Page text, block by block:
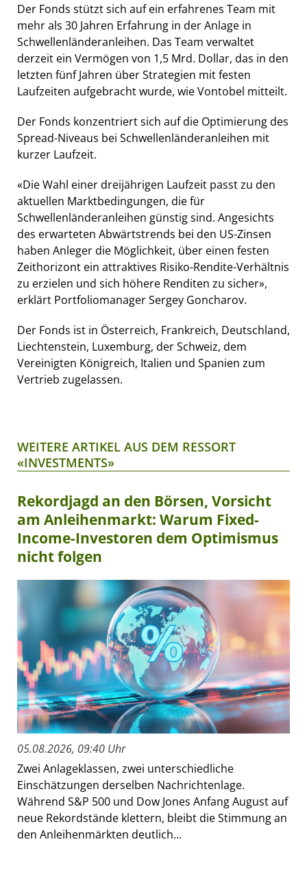
Der Fonds stützt sich auf ein erfahrenes Team mit
mehr als 30 Jahren Erfahrung in der Anlage in
Schwellenländeranleihen. Das Team verwaltet
derzeit ein Vermögen von 1,5 Mrd. Dollar, das in den
letzten fünf Jahren über Strategien mit festen
Laufzeiten aufgebracht wurde, wie Vontobel mitteilt.
Der Fonds konzentriert sich auf die Optimierung des
Spread-Niveaus bei Schwellenländeranleihen mit
kurzer Laufzeit.
«Die Wahl einer dreijährigen Laufzeit passt zu den
aktuellen Marktbedingungen, die für
Schwellenländeranleihen günstig sind. Angesichts
des erwarteten Abwärtstrends bei den US-Zinsen
haben Anleger die Möglichkeit, über einen festen
Zeithorizont ein attraktives Risiko-Rendite-Verhältnis
zu erzielen und sich höhere Renditen zu sicher»,
erklärt Portfoliomanager Sergey Goncharov.
Der Fonds ist in Österreich, Frankreich, Deutschland,
Liechtenstein, Luxemburg, der Schweiz, dem
Vereinigten Königreich, Italien und Spanien zum
Vertrieb zugelassen.
WEITERE ARTIKEL AUS DEM RESSORT
«INVESTMENTS»
Rekordjagd an den Börsen, Vorsicht
am Anleihenmarkt: Warum Fixed-
Income-Investoren dem Optimismus
nicht folgen
05.08.2026, 09:40 Uhr
Zwei Anlageklassen, zwei unterschiedliche
Einschätzungen derselben Nachrichtenlage.
Während S&P 500 und Dow Jones Anfang August auf
neue Rekordstände klettern, bleibt die Stimmung an
den Anleihenmärkten deutlich...